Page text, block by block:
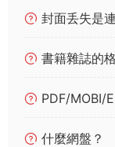
封面丢失是
書籍雜誌的
PDF/MOBI/
什麼網盤？